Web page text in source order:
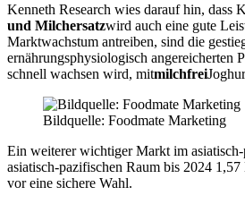
Kenneth Research wies darauf hin, dass
und Milchersatzwird auch eine gute
Marktwachstum antreiben, sind die
ernährungsphysiologisch angereicherten
schnell wachsen wird, mitmilchfrei
Bildquelle: Foodmate Marketing
Ein weiterer wichtiger Markt im
asiatisch-pazifischen Raum bis 2024
vor eine sichere Wahl.